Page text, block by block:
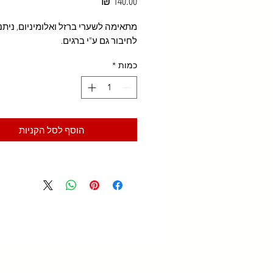
מתאימה לשערי ברזל ואלומיניום,
לחיבור גם ע"י ברגים.
כמות *
הוסף לסל הקניות